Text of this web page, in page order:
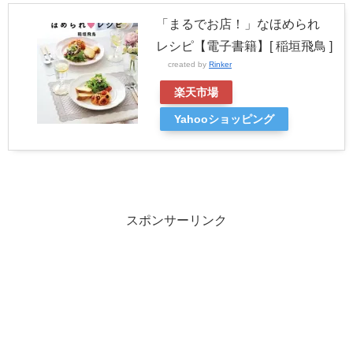
「まるでお店！」なほめられ
レシピ【電子書籍】[ 稲垣飛鳥 ]
created by Rinker
楽天市場
Yahooショッピング
スポンサーリンク